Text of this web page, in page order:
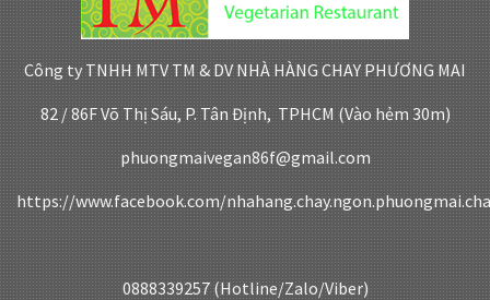
Công ty TNHH MTV TM & DV NHÀ HÀNG CHAY PHƯƠNG MAI
82 / 86F Võ Thị Sáu, P. Tân Định, TPHCM (Vào hẻm 30m)
phuongmaivegan86f@gmail.com
https://www.facebook.com/
0888339257 (Hotline/Zalo/Viber)